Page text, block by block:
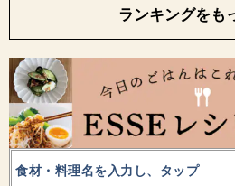
ランキングをも